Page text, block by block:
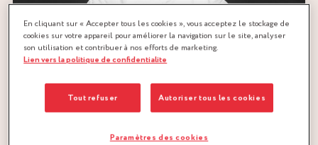
En cliquant sur « Accepter tous les cookies », vous acceptez le stockage de
cookies sur votre appareil pour améliorer la navigation sur le site, analyser
son utilisation et contribuer à nos efforts de marketing.
Lien vers la politique de confidentialite
Tout refuser Autoriser tous les cookies
Paramètres des cookies